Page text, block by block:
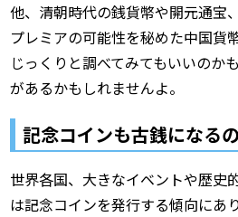
他、清朝時代の銭貨幣や開元通宝
プレミアの可能性を秘めた中国貨
じっくりと調べてみてもいいのか
があるかもしれませんよ。
記念コインも古銭になる
世界各国、大きなイベントや歴史
は記念コインを発行する傾向にあ